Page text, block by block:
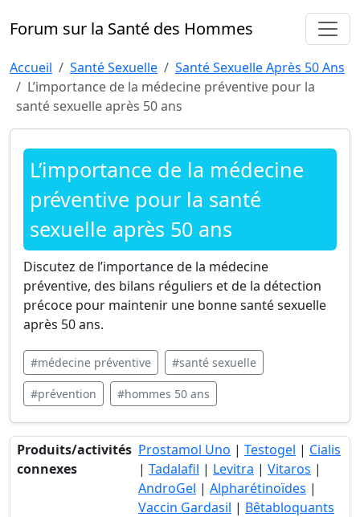
Forum sur la Santé des Hommes
Accueil Santé Sexuelle
Santé Sexuelle Après 50 Ans
L’importance de la médecine préventive pour la
santé sexuelle après 50 ans
L’importance de la médecine
préventive pour la santé
sexuelle après 50 ans
Discutez de l’importance de la médecine
préventive, des bilans réguliers et de la détection
précoce pour maintenir une bonne santé sexuelle
après 50 ans.
#médecine préventive #santé sexuelle
#prévention #hommes 50 ans
Produits/activités
connexes
Prostamol Uno | Testogel | Cialis
| Tadalafil | Levitra | Vitaros |
AndroGel | Alpharétinoïdes |
Vaccin Gardasil | Bêtabloquants